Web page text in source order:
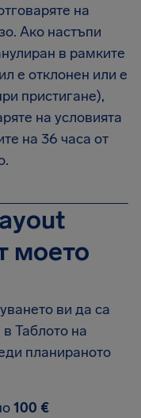
на
Ако настъпи
в рамките
е отклонен или е
пристигане),
на условията
на 36 часа от
моето
ви да са
Таблото на
планираното
100 €